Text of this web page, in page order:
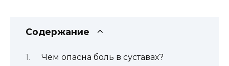
Содержание
Чем опасна боль в суставах?